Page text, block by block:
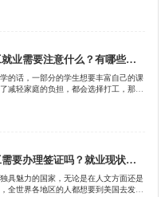
德国打工就业需要注意什么？有哪些需要注意的？
的话，一部分的学生想要丰富自己的课
减轻家庭的负担，都会选择打工，那么
美国打工需要办理签证吗？就业现状怎么样？
具魅力的国家，无论是在人文方面还是
全世界各地区的人都想要到美国去发